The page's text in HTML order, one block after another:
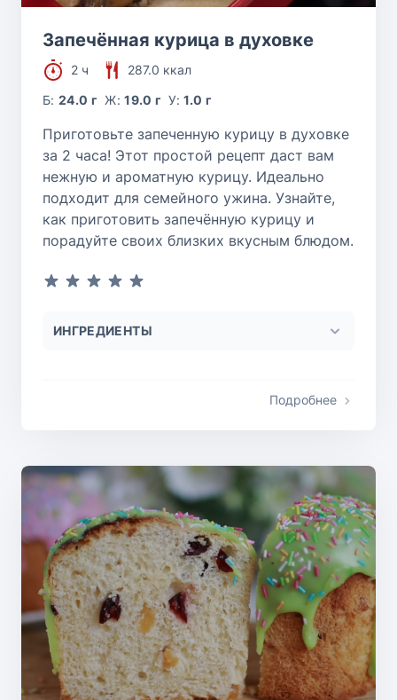
Запечённая курица в духовке
2 ч
287.0 ккал
Б:24.0 г Ж:19.0 г У:1.0 г
Приготовьте запеченную курицу в духовке
за 2 часа! Этот простой рецепт даст вам
нежную и ароматную курицу. Идеально
подходит для семейного ужина. Узнайте,
как приготовить запечённую курицу и
порадуйте своих близких вкусным блюдом.
ИНГРЕДИЕНТЫ
Подробнее